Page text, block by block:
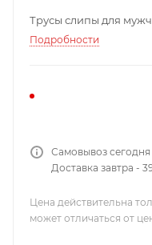
Трусы слипы для
Подробности
Самовывоз
Доставка завтра -
Цена действительна
может отличаться от